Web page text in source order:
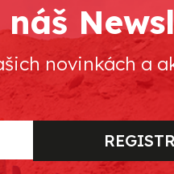
novinkách a